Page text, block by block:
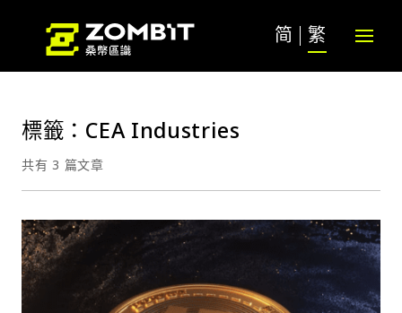
简 繁
標籤：CEA Industries
共有 3 篇文章